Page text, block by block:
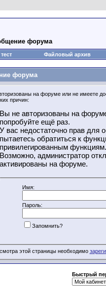
форума
Файловый архив
форума
на форуме или не имеете
причин:
Вы не авторизованы на
попробуйте ещё раз.
У вас недостаточно прав для
пытаетесь обратиться к
привилегированным функциям.
Возможно, администратор
активированы на форуме.
Имя:
Пароль:
Запомнить?
этой страницы необходимо
Быстрый